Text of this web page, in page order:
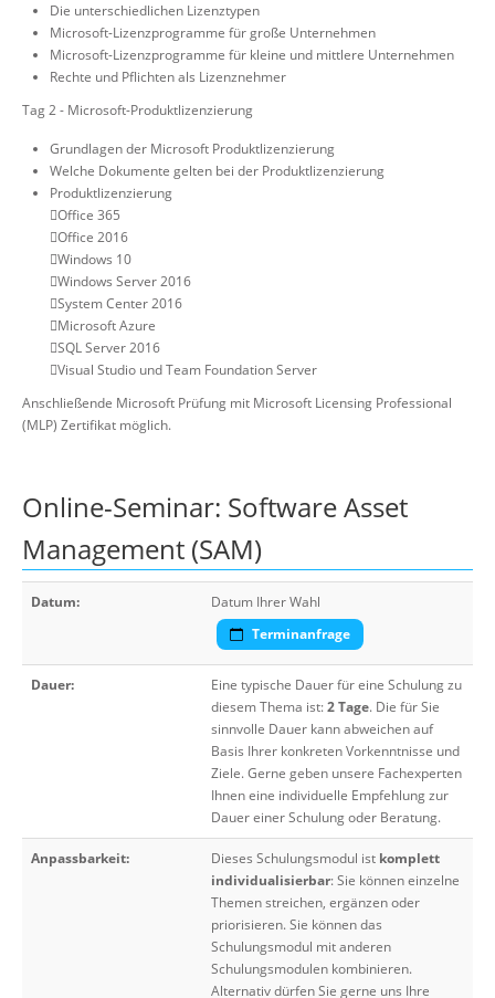
Die unterschiedlichen Lizenztypen
Microsoft-Lizenzprogramme für große Unternehmen
Microsoft-Lizenzprogramme für kleine und mittlere Unternehmen
Rechte und Pflichten als Lizenznehmer
Tag 2 - Microsoft-Produktlizenzierung
Grundlagen der Microsoft Produktlizenzierung
Welche Dokumente gelten bei der Produktlizenzierung
Produktlizenzierung
Office 365
Office 2016
Windows 10
Windows Server 2016
System Center 2016
Microsoft Azure
SQL Server 2016
Visual Studio und Team Foundation Server
Anschließende Microsoft Prüfung mit Microsoft Licensing Professional
(MLP) Zertifikat möglich.
Online-Seminar: Software Asset
Management (SAM)
Datum:
Datum Ihrer Wahl
Terminanfrage
Dauer:
Eine typische Dauer für eine Schulung zu
diesem Thema ist:2 Tage. Die für Sie
sinnvolle Dauer kann abweichen auf
Basis Ihrer konkreten Vorkenntnisse und
Ziele. Gerne geben unsere Fachexperten
Ihnen eine individuelle Empfehlung zur
Dauer einer Schulung oder Beratung.
Anpassbarkeit: Dieses Schulungsmodul ist komplett
individualisierbar: Sie können einzelne
Themen streichen, ergänzen oder
priorisieren. Sie können das
Schulungsmodul mit anderen
Schulungsmodulen kombinieren.
Alternativ dürfen Sie gerne uns Ihre